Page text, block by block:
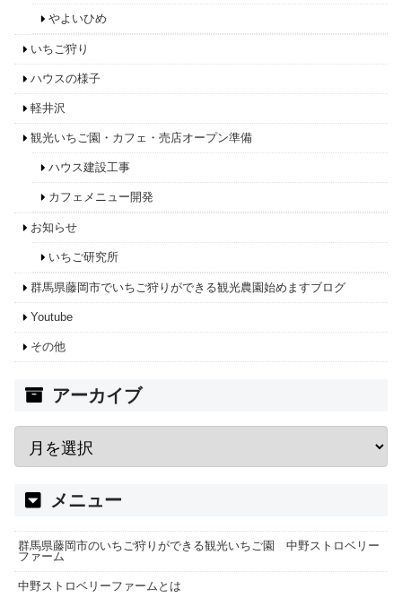
やよいひめ
いちご狩り
ハウスの様子
軽井沢
観光いちご園・カフェ・売店オープン準備
ハウス建設工事
カフェメニュー開発
お知らせ
いちご研究所
群馬県藤岡市でいちご狩りができる観光農園始めますブログ
Youtube
その他
アーカイブ
メニュー
群馬県藤岡市のいちご狩りができる観光いちご園 中野ストロベリー
ファーム
中野ストロベリーファームとは